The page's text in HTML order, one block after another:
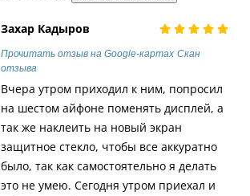
Захар Кадыров
Прочитать отзыв на Google-картах Скан
отзыва
Вчера утром приходил к ним, попросил
на шестом айфоне поменять дисплей, а
так же наклеить на новый экран
защитное стекло, чтобы все аккуратно
было, так как самостоятельно я делать
это не умею. Сегодня утром приехал и